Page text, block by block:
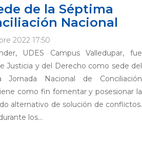
de la Séptima
Nacional
2022 17:50
UDES Campus Valledupar, fue
Justicia y del Derecho como sede del
Nacional de Conciliación
como fin fomentar y posesionar la
alternativo de solución de conflictos.
los...